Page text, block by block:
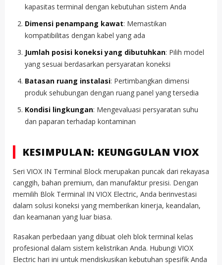
kapasitas terminal dengan kebutuhan sistem Anda
Dimensi penampang kawat: Memastikan
kompatibilitas dengan kabel yang ada
Jumlah posisi koneksi yang dibutuhkan: Pilih model
yang sesuai berdasarkan persyaratan koneksi
Batasan ruang instalasi: Pertimbangkan dimensi
produk sehubungan dengan ruang panel yang tersedia
Kondisi lingkungan: Mengevaluasi persyaratan suhu
dan paparan terhadap kontaminan
KESIMPULAN: KEUNGGULAN VIOX
Seri VIOX IN Terminal Block merupakan puncak dari rekayasa
canggih, bahan premium, dan manufaktur presisi. Dengan
memilih Blok Terminal IN VIOX Electric, Anda berinvestasi
dalam solusi koneksi yang memberikan kinerja, keandalan,
dan keamanan yang luar biasa.
Rasakan perbedaan yang dibuat oleh blok terminal kelas
profesional dalam sistem kelistrikan Anda. Hubungi VIOX
Electric hari ini untuk mendiskusikan kebutuhan spesifik Anda